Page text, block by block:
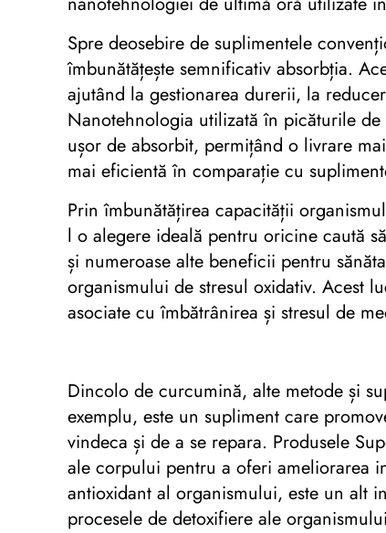
Spre deosebire de suplimentele
îmbunătățește semnificativ absorbția.
ajutând la gestionarea durerii, la
Nanotehnologia utilizată în picăturile
ușor de absorbit, permițând o livrare
mai eficientă în comparație cu
Prin îmbunătățirea capacității
l o alegere ideală pentru oricine caută
și numeroase alte beneficii pentru
organismului de stresul oxidativ. Acest
asociate cu îmbătrânirea și stresul de
Dincolo de curcumină, alte metode și
exemplu, este un supliment care
vindeca și de a se repara. Produsele
ale corpului pentru a oferi ameliorarea
antioxidant al organismului, este un alt
procesele de detoxifiere ale